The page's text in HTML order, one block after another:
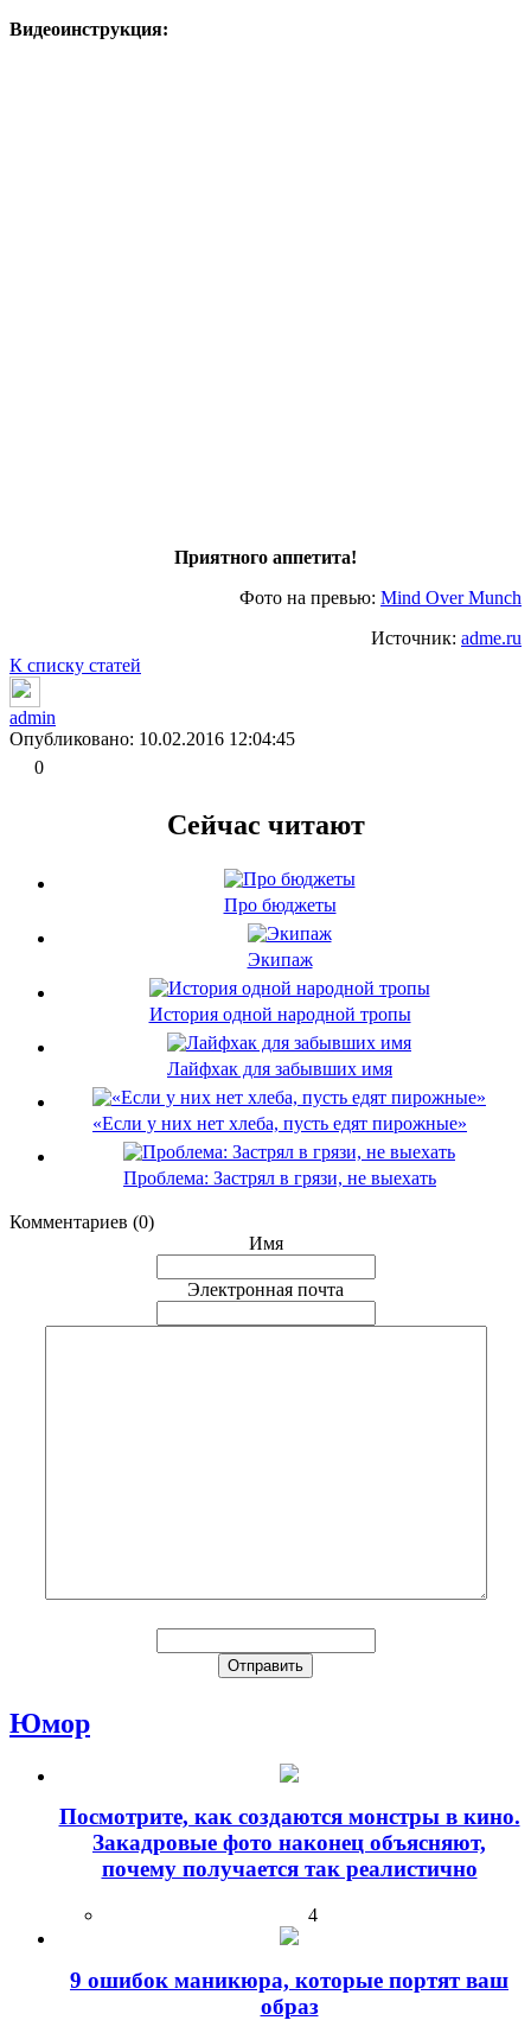
Видеоинструкция:
Приятного аппетита!
Фото на превью: Mind Over Munch
Источник: adme.ru
К списку статей
admin
Опубликовано: 10.02.2016 12:04:45
0
Сейчас читают
Про бюджеты
Экипаж
История одной народной тропы
Лайфхак для забывших имя
«Если у них нет хлеба, пусть едят пирожные»
Проблема: Застрял в грязи, не выехать
Комментариев (0)
Имя
Электронная почта
Юмор
Посмотрите, как создаются монстры в кино.
Закадровые фото наконец объясняют,
почему получается так реалистично
4
9 ошибок маникюра, которые портят ваш
образ